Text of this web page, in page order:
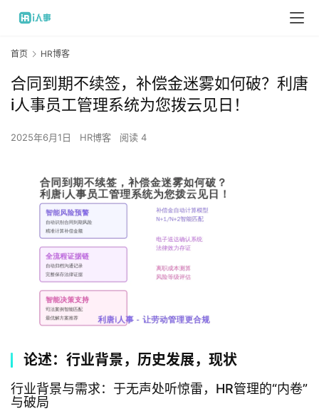
首页 HR博客
合同到期不续签，补偿金迷雾如何破？利唐
i人事员工管理系统为您拨云见日！
2025年6月1日 HR博客 阅读 4
论述：行业背景，历史发展，现状
行业背景与需求：于无声处听惊雷，HR管理的“内卷”
与破局